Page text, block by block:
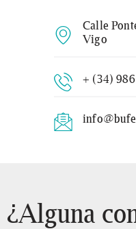
Calle
Vigo
+ (34)
¿Alguna